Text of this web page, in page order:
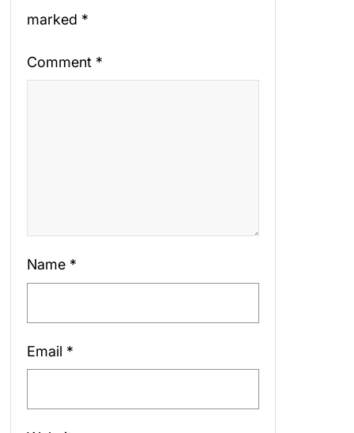
marked *
Comment *
Name *
Email *